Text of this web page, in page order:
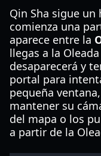
Qin Sha sigue
comienza una
aparece entre la
llegas a la
desaparecerá y
portal para
pequeña
mantener su
del mapa o los
a partir de la